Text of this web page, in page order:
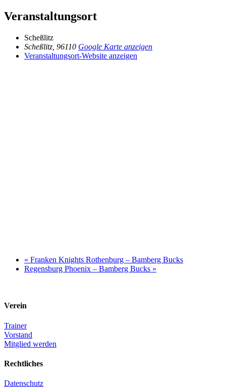
Veranstaltungsort
Scheßlitz
Scheßlitz 96110 Google Karte anzeigen
Veranstaltungsort-Website anzeigen
« Franken Knights Rothenburg – Bamberg Bucks
Regensburg Phoenix – Bamberg Bucks »
Verein
Trainer
Vorstand
Mitglied werden
Rechtliches
Datenschutz